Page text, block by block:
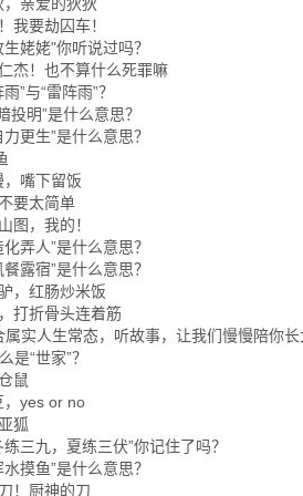
我要劫囚车！
姥姥"你听说过吗？
杰！也不算什么死罪嘛
”与“雷阵雨”？
投明”是什么意思？
更生”是什么意思？
嘴下留饭
要太简单
图，我的！
弄人”是什么意思？
露宿”是什么意思？
，红肠炒米饭
打折骨头连着筋
实人生常态，听故事，让我们慢慢陪你长
是“世家”？
鼠
，yes or no
狐
三九，夏练三伏”你记住了吗？
摸鱼”是什么意思？
！厨神的刀